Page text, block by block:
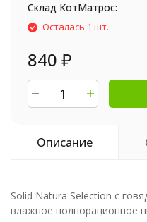
Склад КотМатрос:
Осталась 1 шт.
840 ₽
Описание
Solid Natura Selection с
влажное полнорационное